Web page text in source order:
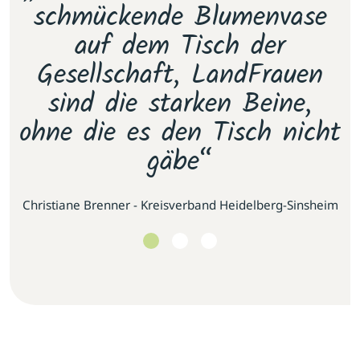
schmückende Blumenvase
auf dem Tisch der
Gesellschaft, LandFrauen
sind die starken Beine,
ohne die es den Tisch nicht
gäbe“
Christiane Brenner - Kreisverband Heidelberg-Sinsheim